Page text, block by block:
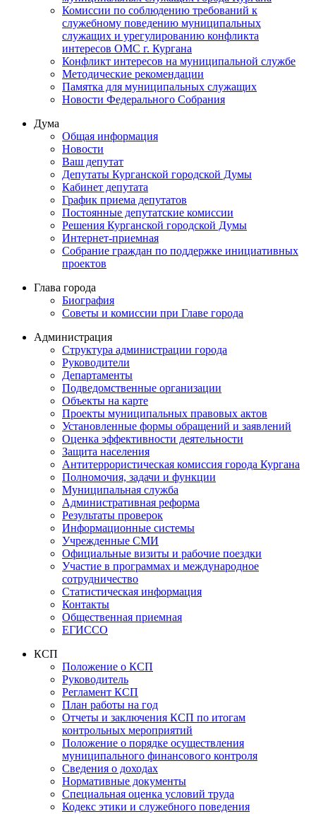
Комиссии по соблюдению требований к
служебному поведению муниципальных
служащих и урегулированию конфликта
интересов ОМС г. Кургана
Конфликт интересов на муниципальной службе
Методические рекомендации
Памятка для муниципальных служащих
Новости Федерального Cобрания
Дума
Общая информация
Новости
Ваш депутат
Депутаты Курганской городской Думы
Кабинет депутата
График приема депутатов
Постоянные депутатские комиссии
Решения Курганской городской Думы
Интернет-приемная
Собрание граждан по поддержке инициативных
проектов
Глава города
Биография
Советы и комиссии при Главе города
Администрация
Структура администрации города
Руководители
Департаменты
Подведомственные организации
Объекты на карте
Проекты муниципальных правовых актов
Установленные формы обращений и заявлений
Оценка эффективности деятельности
Защита населения
Антитеррористическая комиссия города Кургана
Полномочия, задачи и функции
Муниципальная служба
Административная реформа
Результаты проверок
Информационные системы
Учрежденные СМИ
Официальные визиты и рабочие поездки
Участие в программах и международное
сотрудничество
Статистическая информация
Контакты
Общественная приемная
ЕГИССО
КСП
Положение о КСП
Руководитель
Регламент КСП
План работы на год
Отчеты и заключения КСП по итогам
контрольных мероприятий
Положение о порядке осуществления
муниципального финансового контроля
Сведения о доходах
Нормативные документы
Специальная оценка условий труда
Кодекс этики и служебного поведения